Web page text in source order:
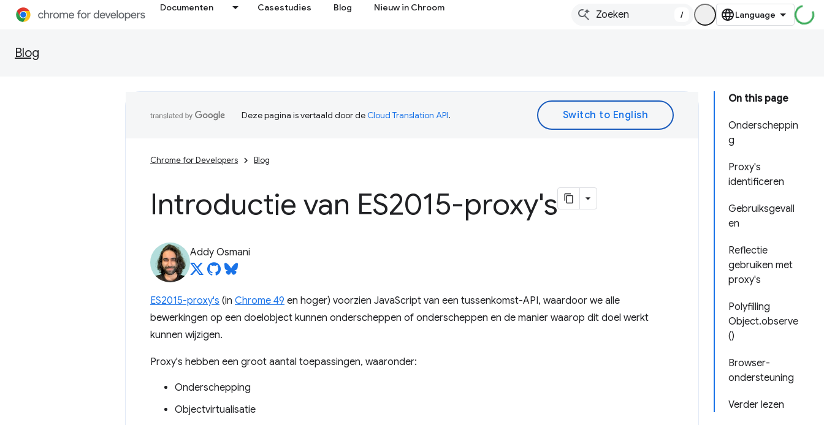
Documenten Casestudies Blog Nieuw in Chroom
/
Blog
On this page
Onderscheppin
g
Proxy's
identificeren
Gebruiksgevall
en
Reflectie
gebruiken met
proxy's
Polyfilling
Object.observe
()
Browser-
ondersteuning
Verder lezen
Deze pagina is vertaald door deCloud Translation API.
Chrome for Developers Blog
Introductie van ES2015-proxy's
Addy Osmani
ES2015-proxy's (in Chrome 49 en hoger) voorzien JavaScript van een tussenkomst-API, waardoor we alle
bewerkingen op een doelobject kunnen onderscheppen of onderscheppen en de manier waarop dit doel werkt
kunnen wijzigen.
Proxy's hebben een groot aantal toepassingen, waaronder:
Onderschepping
Objectvirtualisatie